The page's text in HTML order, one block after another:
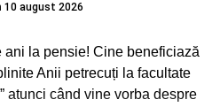
10 august 2026
ani la pensie! Cine beneficiază
Anii petrecuți la facultate
atunci când vine vorba despre